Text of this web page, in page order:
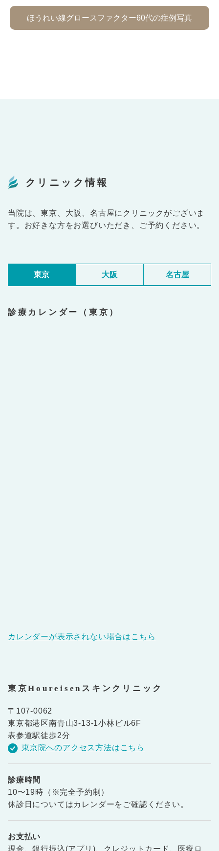
ほうれい線グロースファクター60代の症例写真
クリニック情報
当院は、東京、大阪、名古屋にクリニックがございま
す。お好きな方をお選びいただき、ご予約ください。
東京 大阪 名古屋
診療カレンダー（東京）
カレンダーが表示されない場合はこちら
東京Houreisenスキンクリニック
〒107-0062
東京都港区南青山3-13-1小林ビル6F
表参道駅徒歩2分
東京院へのアクセス方法はこちら
診療時間
10〜19時（※完全予約制）
休診日についてはカレンダーをご確認ください。
お支払い
現金、銀行振込(アプリ)、クレジットカード、医療ロ